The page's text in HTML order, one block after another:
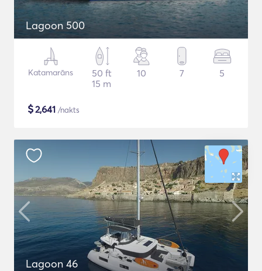
Lagoon 500
Katamarāns
50 ft
15 m
10 7 5
$2,641 /nakts
Lagoon 46